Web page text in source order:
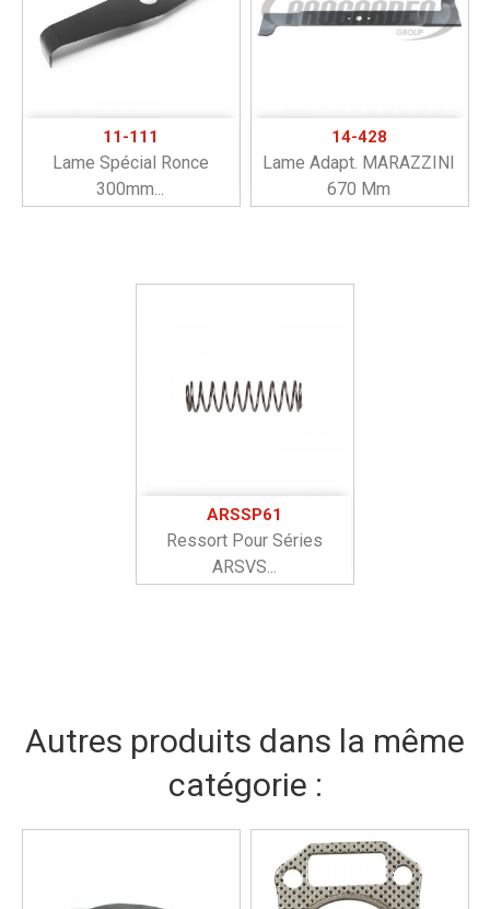
11-111
Lame Spécial Ronce
300mm...
14-428
Lame Adapt. MARAZZINI
670 Mm
ARSSP61
Ressort Pour Séries
ARSVS...
Autres produits dans la même
catégorie :